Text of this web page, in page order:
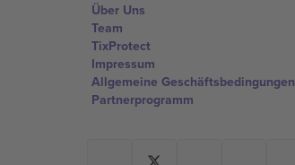
Über Uns
Team
TixProtect
Impressum
Allgemeine Geschäftsbedingungen
Partnerprogramm